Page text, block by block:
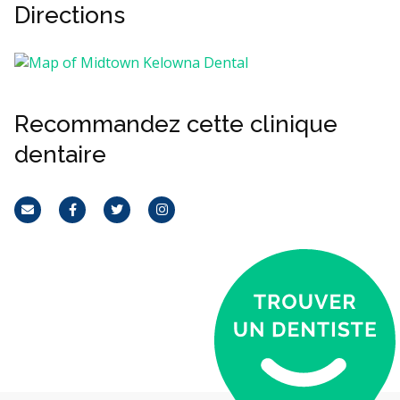
Directions
Recommandez cette clinique
dentaire
CourrielFacebookTwitterInstagram